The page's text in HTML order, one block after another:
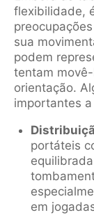
flexibilidade,
sua
podem
tentam
orientação.
importantes
portáteis
em